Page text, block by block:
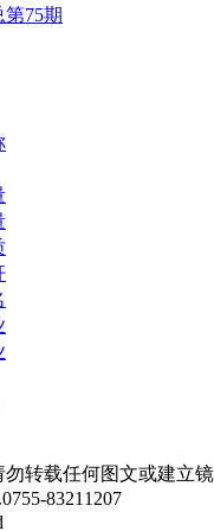
第75期
转载任何图文或建立
83211207